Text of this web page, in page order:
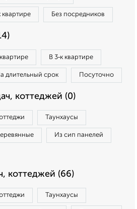
квартире Без посредников
квартире В 3‑к квартире
длительный срок Посуточно
коттеджей (0)
Таунхаусы
Из сип панелей
коттеджей (66)
Таунхаусы